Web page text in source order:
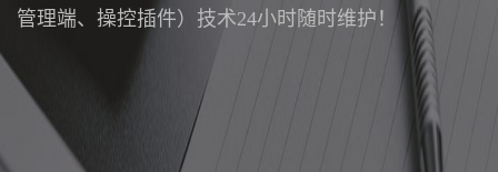
管理端、操控插件）技术24小时随时维护！